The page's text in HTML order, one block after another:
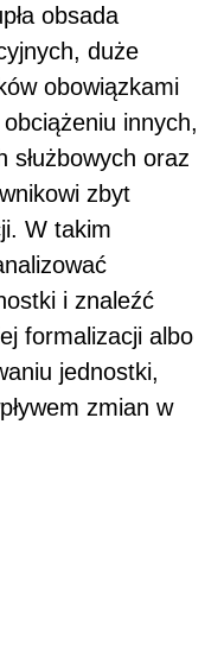
obsada
duże
obowiązkami
innych,
służbowych oraz
zbyt
W takim
i znaleźć
formalizacji albo
jednostki,
zmian w